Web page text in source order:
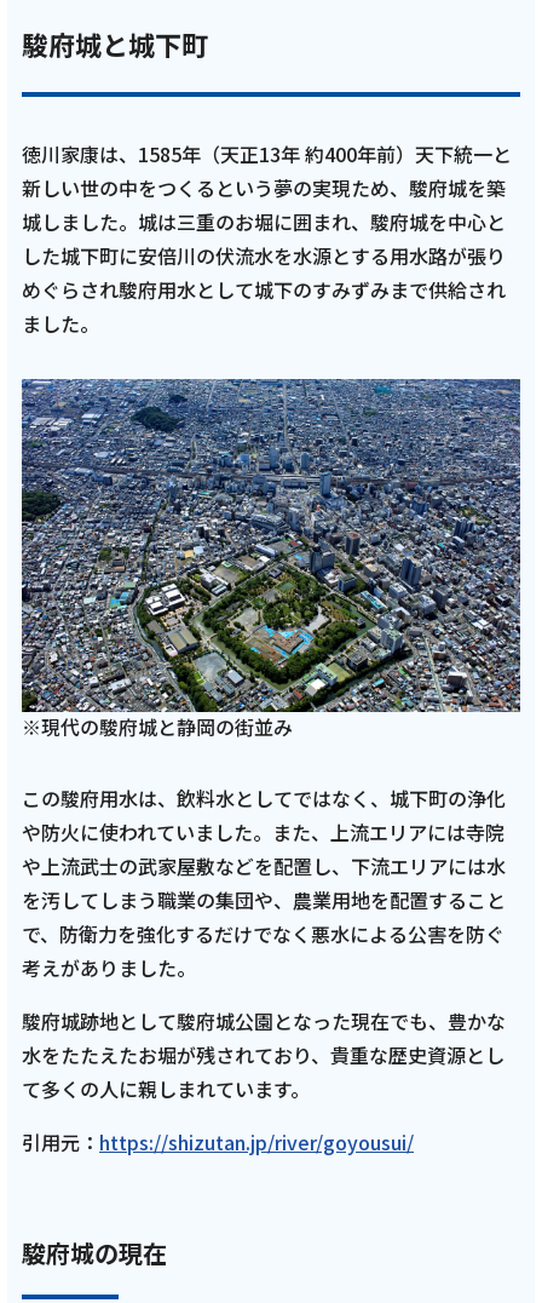
駿府城と城下町
徳川家康は、1585年（天正13年 約400年前）天下統一と
新しい世の中をつくるという夢の実現ため、駿府城を築
城しました。城は三重のお堀に囲まれ、駿府城を中心と
した城下町に安倍川の伏流水を水源とする用水路が張り
めぐらされ駿府用水として城下のすみずみまで供給され
ました。
※現代の駿府城と静岡の街並み
この駿府用水は、飲料水としてではなく、城下町の浄化
や防火に使われていました。また、上流エリアには寺院
や上流武士の武家屋敷などを配置し、下流エリアには水
を汚してしまう職業の集団や、農業用地を配置すること
で、防衛力を強化するだけでなく悪水による公害を防ぐ
考えがありました。
駿府城跡地として駿府城公園となった現在でも、豊かな
水をたたえたお堀が残されており、貴重な歴史資源とし
て多くの人に親しまれています。
引用元： https://shizutan.jp/river/goyousui/
駿府城の現在